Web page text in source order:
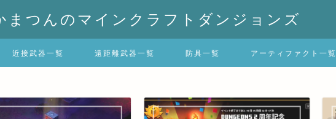
まつんのマインクラフトダンジョンズ
近接武器一覧 遠距離武器一覧 防具一覧 アーティファクト一覧